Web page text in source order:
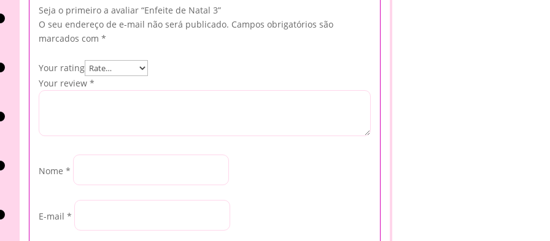
Seja o primeiro a avaliar “Enfeite de Natal 3”
O seu endereço de e-mail não será publicado. Campos obrigatórios são
marcados com *
Your rating
Your review *
Nome *
E-mail *